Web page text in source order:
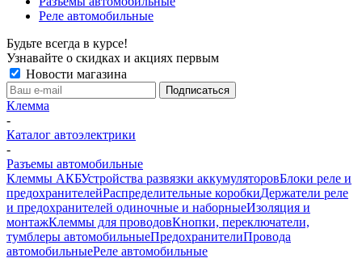
Реле автомобильные
Будьте всегда в курсе!
Узнавайте о скидках и акциях первым
Новости магазина
Клемма
-
Каталог автоэлектрики
-
Разъемы автомобильные
Клеммы АКБУстройства развязки аккумуляторовБлоки реле и
предохранителейРаспределительные коробкиДержатели реле
и предохранителей одиночные и наборныеИзоляция и
монтажКлеммы для проводовКнопки, переключатели,
тумблеры автомобильныеПредохранителиПровода
автомобильныеРеле автомобильные